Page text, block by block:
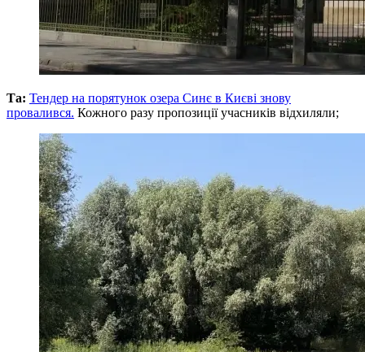
Та: Тендер на порятунок озера Синє в Києві знову
провалився. Кожного разу пропозиції учасників відхиляли;